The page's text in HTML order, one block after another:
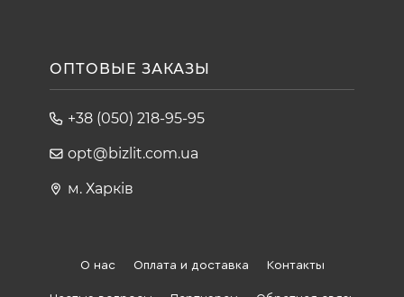
ОПТОВЫЕ ЗАКАЗЫ
+38 (050) 218-95-95
opt@bizlit.com.ua
м. Харків
О нас Оплата и доставка Контакты